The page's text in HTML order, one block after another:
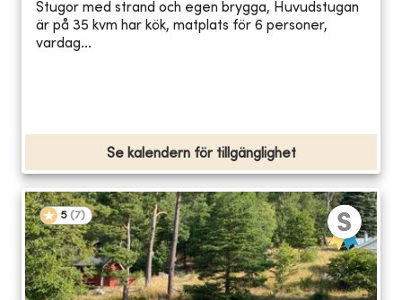
Stugor med strand och egen brygga, Huvudstugan
är på 35 kvm har kök, matplats för 6 personer,
vardag...
Se kalendern för tillgänglighet
5 (7)